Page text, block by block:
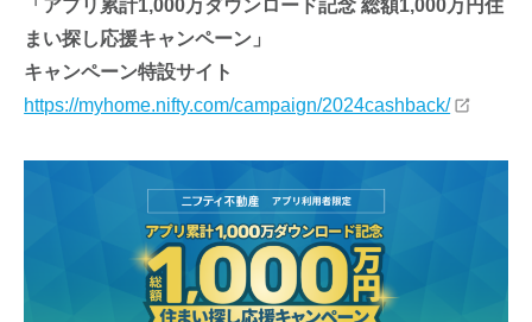
「アプリ累計1,000万ダウンロード記念 総額1,000万円住
まい探し応援キャンペーン」
キャンペーン特設サイト
https://myhome.nifty.com/campaign/2024cashback/